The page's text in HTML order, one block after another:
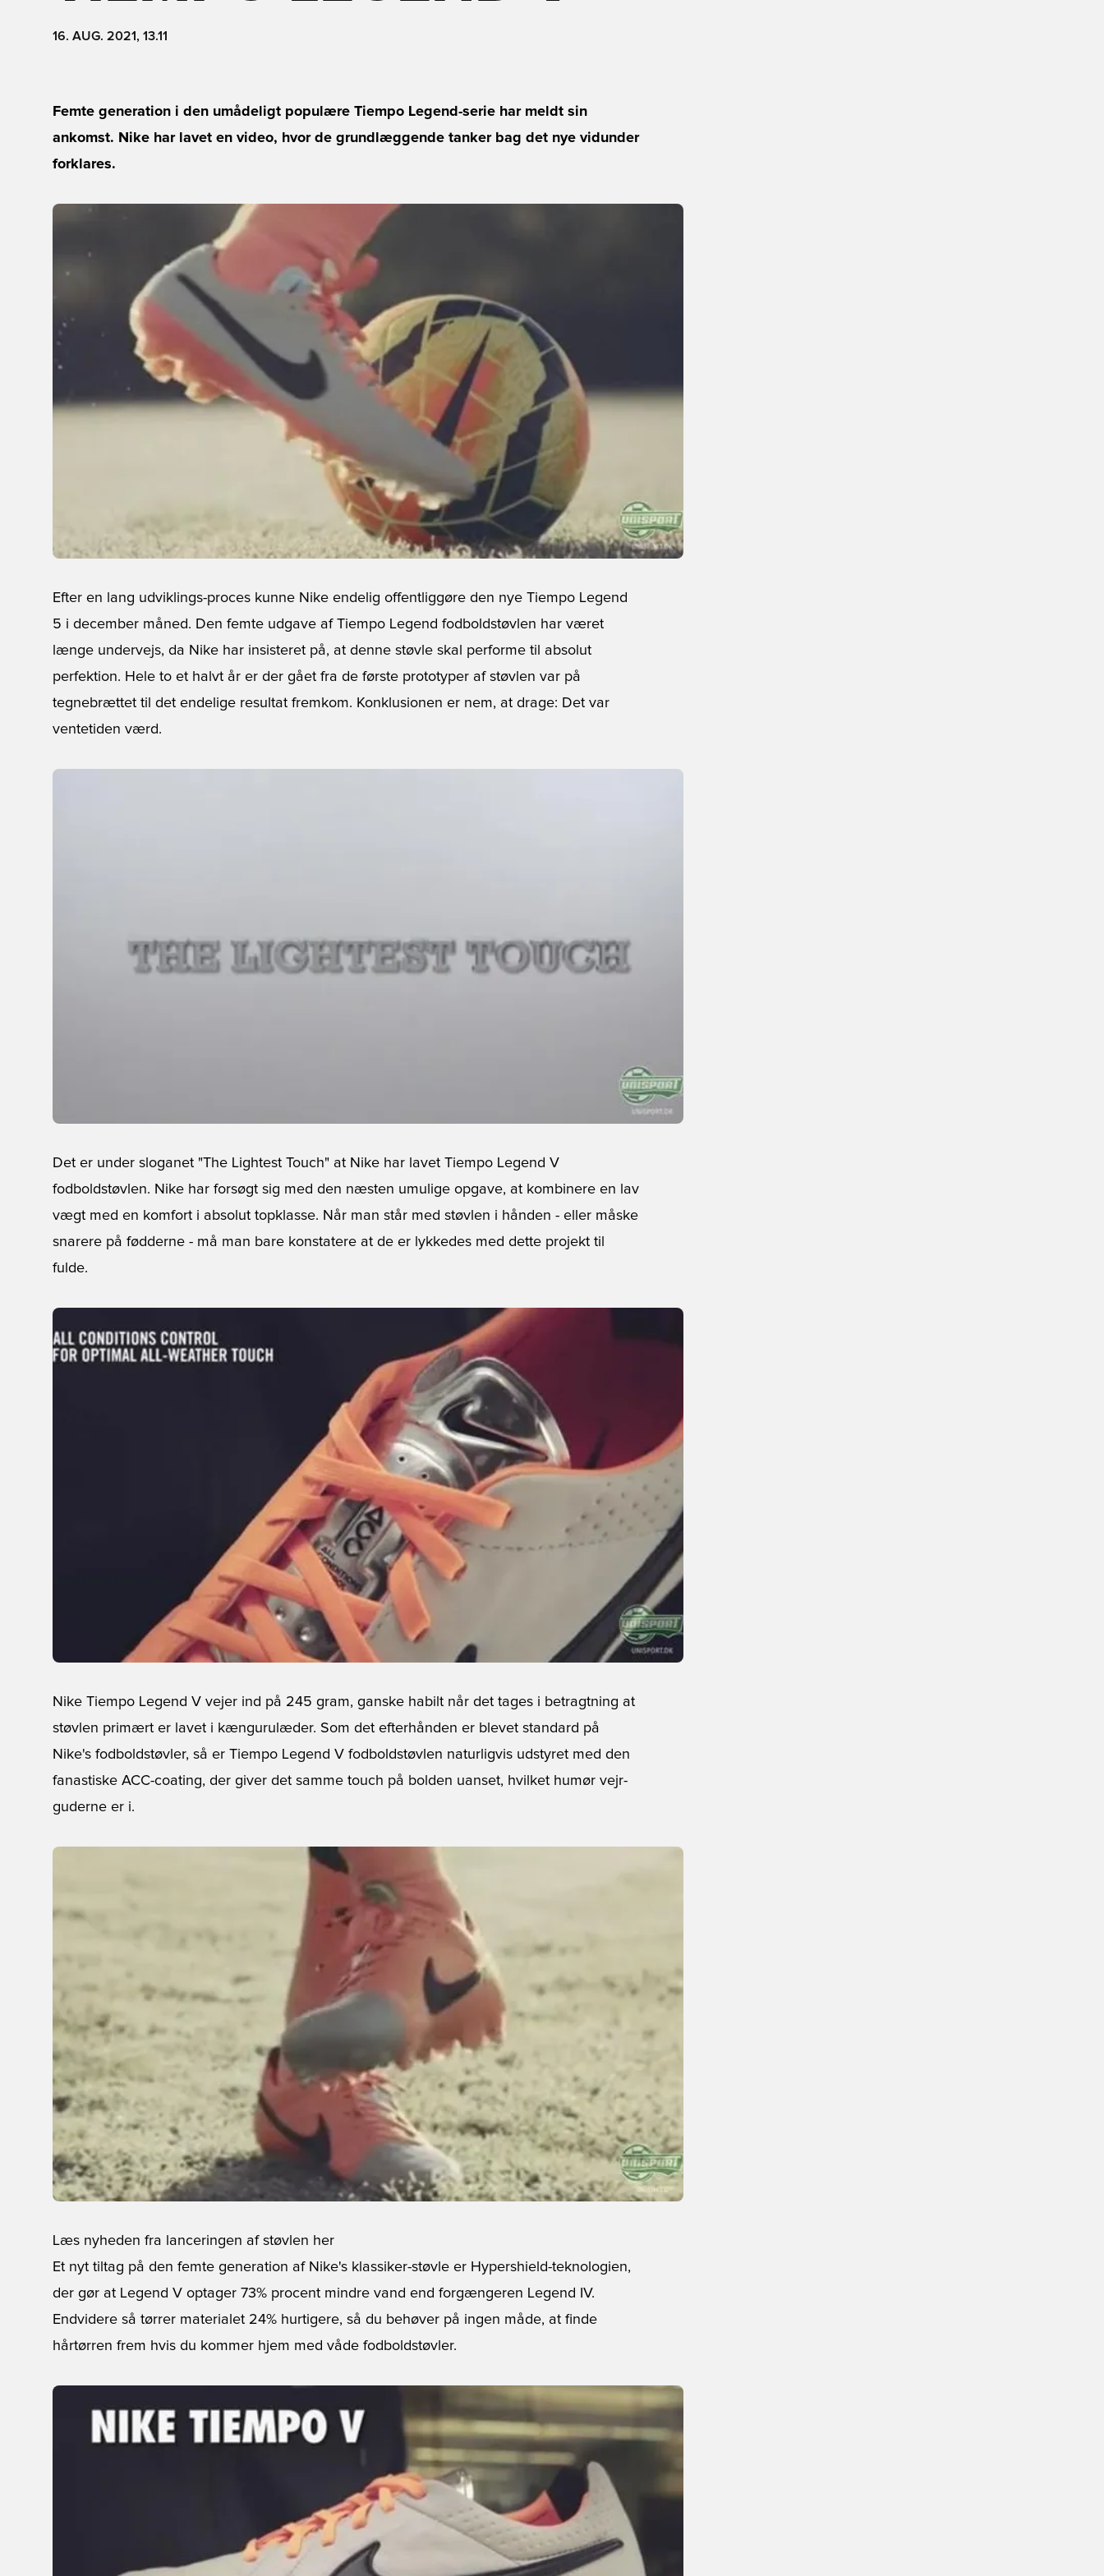
16. AUG. 2021, 13.11
Femte generation i den umådeligt populære Tiempo Legend-serie har meldt sin
ankomst. Nike har lavet en video, hvor de grundlæggende tanker bag det nye vidunder
forklares.
Efter en lang udviklings-proces kunne Nike endelig offentliggøre den nye Tiempo Legend
5 i december måned. Den femte udgave af Tiempo Legend fodboldstøvlen har været
længe undervejs, da Nike har insisteret på, at denne støvle skal performe til absolut
perfektion. Hele to et halvt år er der gået fra de første prototyper af støvlen var på
tegnebrættet til det endelige resultat fremkom. Konklusionen er nem, at drage: Det var
ventetiden værd.
Det er under sloganet "The Lightest Touch" at Nike har lavet Tiempo Legend V
fodboldstøvlen. Nike har forsøgt sig med den næsten umulige opgave, at kombinere en lav
vægt med en komfort i absolut topklasse. Når man står med støvlen i hånden - eller måske
snarere på fødderne - må man bare konstatere at de er lykkedes med dette projekt til
fulde.
Nike Tiempo Legend V vejer ind på 245 gram, ganske habilt når det tages i betragtning at
støvlen primært er lavet i kængurulæder. Som det efterhånden er blevet standard på
Nike's fodboldstøvler, så er Tiempo Legend V fodboldstøvlen naturligvis udstyret med den
fanastiske ACC-coating, der giver det samme touch på bolden uanset, hvilket humør vejr-
guderne er i.
Læs nyheden fra lanceringen af støvlen her
Et nyt tiltag på den femte generation af Nike's klassiker-støvle er Hypershield-teknologien,
der gør at Legend V optager 73% procent mindre vand end forgængeren Legend IV.
Endvidere så tørrer materialet 24% hurtigere, så du behøver på ingen måde, at finde
hårtørren frem hvis du kommer hjem med våde fodboldstøvler.